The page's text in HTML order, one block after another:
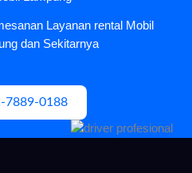
Layanan rental Mobil
dan Sekitarnya
7889-0188